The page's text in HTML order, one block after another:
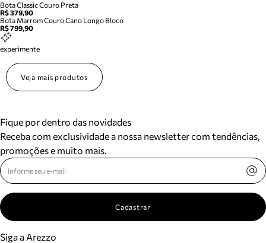
Bota Classic Couro Preta
R$ 379,90
Bota Marrom Couro Cano Longo Bloco
R$ 799,90
experimente
Veja mais produtos
Fique por dentro das novidades
Receba com exclusividade a nossa newsletter com tendências,
promoções e muito mais.
Cadastrar
Siga a Arezzo